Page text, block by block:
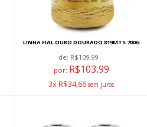
LINHA FIAL OURO DOURADO 819MTS 700G
de: R$109,99
por: R$103,99
3x R$34,66